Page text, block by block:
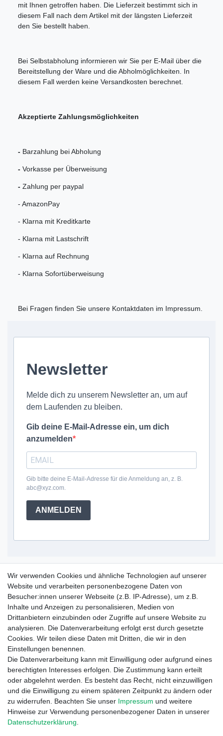
mit Ihnen getroffen haben. Die Lieferzeit bestimmt sich in
diesem Fall nach dem Artikel mit der längsten Lieferzeit
den Sie bestellt haben.
Bei Selbstabholung informieren wir Sie per E-Mail über die
Bereitstellung der Ware und die Abholmöglichkeiten. In
diesem Fall werden keine Versandkosten berechnet.
Akzeptierte Zahlungsmöglichkeiten
- Barzahlung bei Abholung
- Vorkasse per Überweisung
- Zahlung per paypal
- AmazonPay
- Klarna mit Kreditkarte
- Klarna mit Lastschrift
- Klarna auf Rechnung
- Klarna Sofortüberweisung
Bei Fragen finden Sie unsere Kontaktdaten im Impressum.
Newsletter
Melde dich zu unserem Newsletter an, um auf
dem Laufenden zu bleiben.
Gib deine E-Mail-Adresse ein, um dich
anzumelden
Gib bitte deine E-Mail-Adresse für die Anmeldung an, z. B.
abc@xyz.com.
ANMELDEN
Service Hotline
+49 (0) 52 50 / 99 290 30
Montag - Freitag, 09:00 - 15:30
Informationen
Zahlung und Versand
Garantieerklärung
Info Reklamationen
Batteriegesetz
Vertrag widerrufen
Wir verwenden Cookies und ähnliche Technologien auf unserer
Website und verarbeiten personenbezogene Daten von
Besucher:innen unserer Webseite (z.B. IP-Adresse), um z.B.
Inhalte und Anzeigen zu personalisieren, Medien von
Drittanbietern einzubinden oder Zugriffe auf unsere Website zu
analysieren. Die Datenverarbeitung erfolgt erst durch gesetzte
Cookies. Wir teilen diese Daten mit Dritten, die wir in den
Einstellungen benennen.
Die Datenverarbeitung kann mit Einwilligung oder aufgrund eines
berechtigten Interesses erfolgen. Die Zustimmung kann erteilt
oder abgelehnt werden. Es besteht das Recht, nicht einzuwilligen
und die Einwilligung zu einem späteren Zeitpunkt zu ändern oder
zu widerrufen. Beachten Sie unser Impressum und weitere
Hinweise zur Verwendung personenbezogener Daten in unserer
Daten­schutz­erklärung